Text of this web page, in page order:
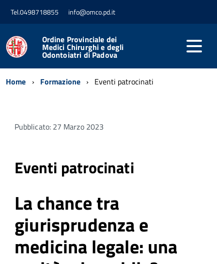
Tel.0498718855 info@omco.pd.it
Ordine Provinciale dei
Medici Chirurghi e degli
Odontoiatri di Padova
Home Formazione Eventi patrocinati
Pubblicato: 27 Marzo 2023
Eventi patrocinati
La chance tra
giurisprudenza e
medicina legale: una